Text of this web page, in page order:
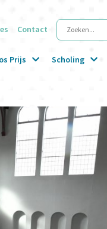
Contact Zoeken...
Prijs Scholing